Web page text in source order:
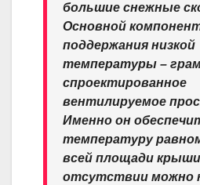
большие снежные
Основной
поддержания низкой
температуры –
спроектированное
вентилируемое
Именно он
температуру
всей площади
отсутствии можно